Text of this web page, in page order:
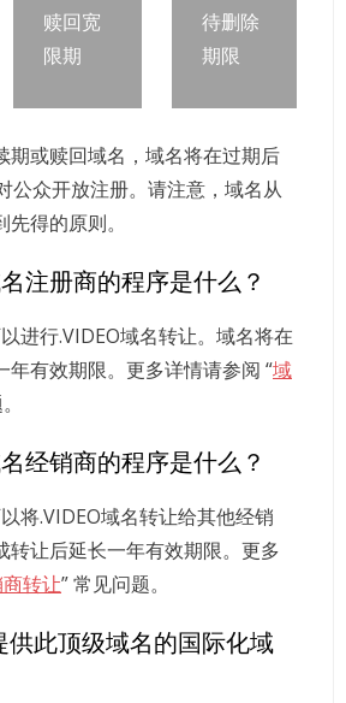
赎回宽
限期
待删除
期限
期或赎回域名，域名将在过期后
公众开放注册。请注意，域名从
得的原则。
注册商的程序是什么？
进行.VIDEO域名转让。域名将在
年有效期限。更多详情请参阅 “域
经销商的程序是什么？
将.VIDEO域名转让给其他经销
转让后延长一年有效期限。更多
转让” 常见问题。
此顶级域名的国际化域